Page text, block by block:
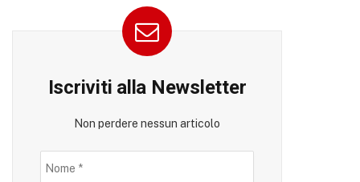
Iscriviti alla Newsletter
Non perdere nessun articolo